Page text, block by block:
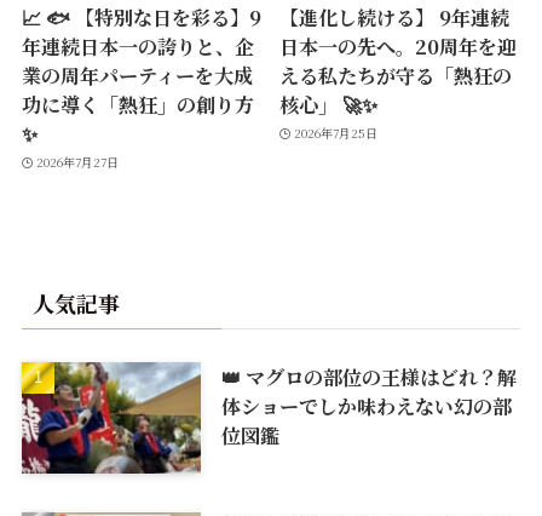
📈 🐟 【特別な日を彩る】9
年連続日本一の誇りと、企
業の周年パーティーを大成
功に導く「熱狂」の創り方
✨
2026年7月27日
【進化し続ける】 9年連続
日本一の先へ。20周年を迎
える私たちが守る「熱狂の
核心」 🚀✨
2026年7月25日
人気記事
👑 マグロの部位の王様はどれ？解
体ショーでしか味わえない幻の部
位図鑑